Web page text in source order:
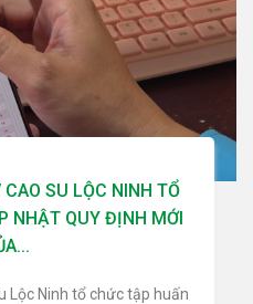
SU LỘC NINH TỔ
NHẬT QUY ĐỊNH MỚI
Lộc Ninh tổ chức tập huấn